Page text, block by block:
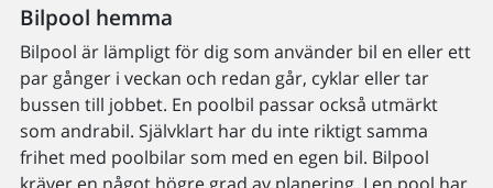
Bilpool hemma
Bilpool är lämpligt för dig som använder bil en eller ett
par gånger i veckan och redan går, cyklar eller tar
bussen till jobbet. En poolbil passar också utmärkt
som andrabil. Självklart har du inte riktigt samma
frihet med poolbilar som med en egen bil. Bilpool